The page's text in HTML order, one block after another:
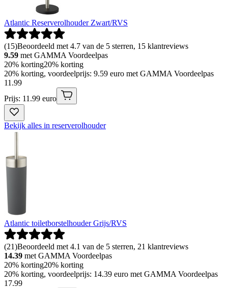
Atlantic Reserverolhouder Zwart/RVS
(15)Beoordeeld met 4.7 van de 5 sterren, 15 klantreviews
9.59 met GAMMA Voordeelpas
20% korting20% korting
20% korting, voordeelprijs: 9.59 euro met GAMMA Voordeelpas
11 .99
Prijs: 11.99 euro
Bekijk alles in reserverolhouder
Atlantic toiletborstelhouder Grijs/RVS
(21)Beoordeeld met 4.1 van de 5 sterren, 21 klantreviews
14.39 met GAMMA Voordeelpas
20% korting20% korting
20% korting, voordeelprijs: 14.39 euro met GAMMA Voordeelpas
17.99